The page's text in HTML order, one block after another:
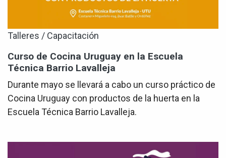
Talleres / Capacitación
Curso de Cocina Uruguay en la Escuela
Técnica Barrio Lavalleja
Durante mayo se llevará a cabo un curso práctico de
Cocina Uruguay con productos de la huerta en la
Escuela Técnica Barrio Lavalleja.